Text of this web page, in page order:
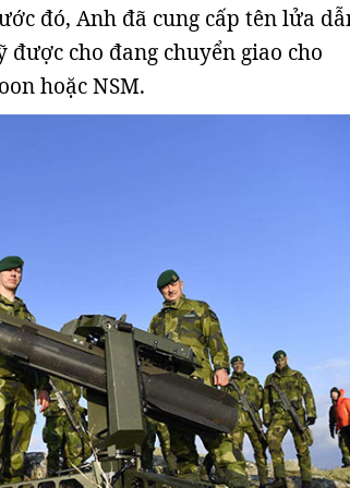
đó, Anh đã cung cấp tên lửa
cho đang chuyển giao cho
hoặc NSM.